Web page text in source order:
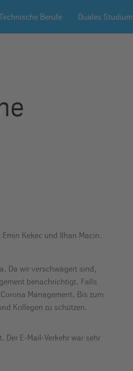
Berufe Duales Studium
Kekec und Ilhan Macin.
Da wir verschwägert sind,
benachrichtigt. Falls
Management. Bis zum
Kollegen zu schützen.
Der E-Mail-Verkehr war sehr